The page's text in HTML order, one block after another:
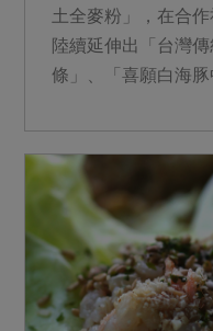
土全麥粉」，在合
陸續延伸出「台灣
條」、「喜願白海